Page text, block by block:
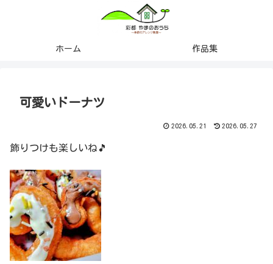
ホーム 作品集
可愛いドーナツ
2026.05.21 2026.05.27
飾りつけも楽しいね🎵